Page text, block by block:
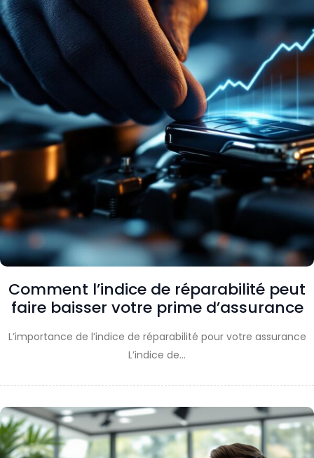
Comment l’indice de réparabilité peut
faire baisser votre prime d’assurance
L’importance de l’indice de réparabilité pour votre assurance
L’indice de…